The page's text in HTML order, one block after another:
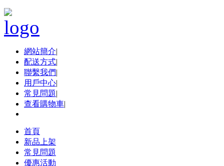
網站簡介|
配送方式|
聯繫我們|
用戶中心|
常見問題|
查看購物車|
首頁
新品上架
常見問題
優惠活動